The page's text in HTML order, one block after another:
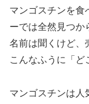
マンゴスチンを食
ーでは全然見つか
名前は聞くけど、
こんなふうに「ど
マンゴスチンは人